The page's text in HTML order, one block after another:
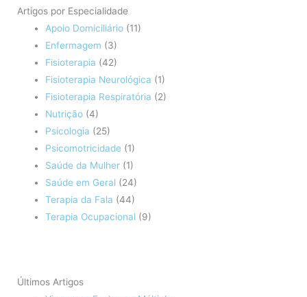
Artigos por Especialidade
Apoio Domiciliário (11)
Enfermagem (3)
Fisioterapia (42)
Fisioterapia Neurológica (1)
Fisioterapia Respiratória (2)
Nutrição (4)
Psicologia (25)
Psicomotricidade (1)
Saúde da Mulher (1)
Saúde em Geral (24)
Terapia da Fala (44)
Terapia Ocupacional (9)
Últimos Artigos